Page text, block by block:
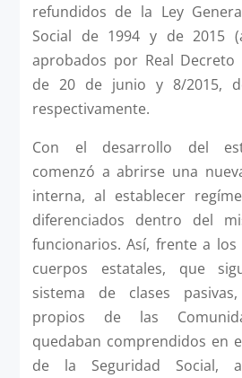
refundidos de la Ley
Social de 1994 y de 2015
aprobados por Real Decreto
de 20 de junio y 8/2015,
respectivamente.
Con el desarrollo del
comenzó a abrirse una
interna, al establecer
diferenciados dentro del
funcionarios. Así, frente a
cuerpos estatales, que
sistema de clases
propios de las
quedaban comprendidos en
de la Seguridad Social,